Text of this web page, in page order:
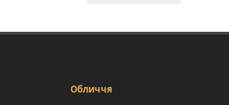
Обличчя